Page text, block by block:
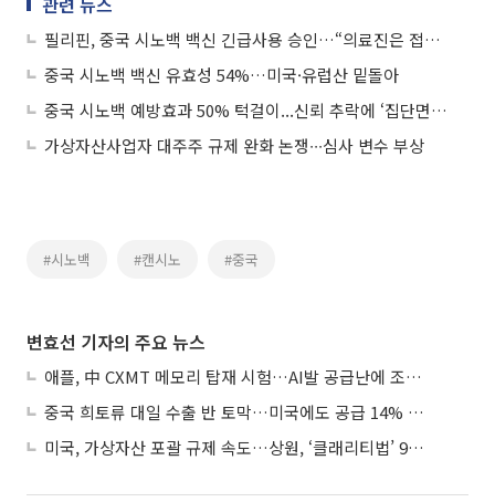
필리핀, 중국 시노백 백신 긴급사용 승인…“의료진은 접종서 제외”
중국 시노백 백신 유효성 54%…미국·유럽산 밑돌아
중국 시노백 예방효과 50% 턱걸이...신뢰 추락에 ‘집단면역’ 목표도 흔들
가상자산사업자 대주주 규제 완화 논쟁∙∙∙심사 변수 부상
#시노백 #캔시노 #중국
변효선 기자의 주요 뉴스
애플, 中 CXMT 메모리 탑재 시험…AI발 공급난에 조달처 다변화
중국 희토류 대일 수출 반 토막…미국에도 공급 14% 줄여
미국, 가상자산 포괄 규제 속도…상원, ‘클래리티법’ 9월 절차투표 추진